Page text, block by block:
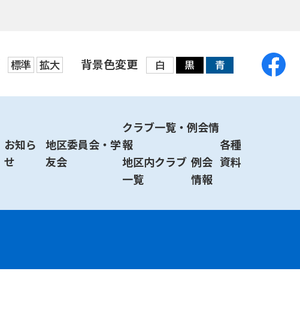
標準 拡大 背景色変更 白 黒 青
お知ら
せ
地区委員会・学
友会
クラブ一覧・例会情
報
地区内クラブ
一覧
例会
情報
各種
資料